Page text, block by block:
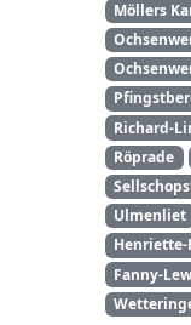
Möllers
Richard-
Röprade
Ulmenliet
Henriette-
Fanny-